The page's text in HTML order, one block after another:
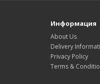
Информация
About Us
Delivery
Privacy Policy
Terms &